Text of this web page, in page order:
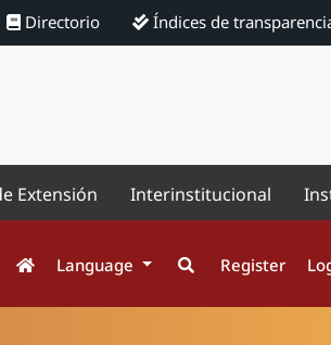
Directorio Índices de
Extensión Interinstitucional
Language Register